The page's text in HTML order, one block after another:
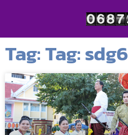
Tag: Tag: sdg6